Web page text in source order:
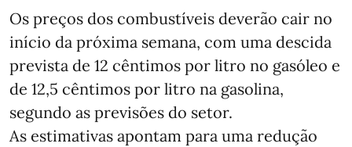
Os preços dos combustíveis deverão cair no
início da próxima semana, com uma descida
prevista de 12 cêntimos por litro no gasóleo e
de 12,5 cêntimos por litro na gasolina,
segundo as previsões do setor.
As estimativas apontam para uma redução